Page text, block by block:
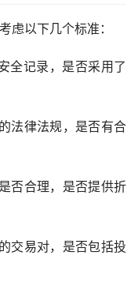
虑以下几个标准：
全记录，是否采用了
法律法规，是否有合
否合理，是否提供折
交易对，是否包括投